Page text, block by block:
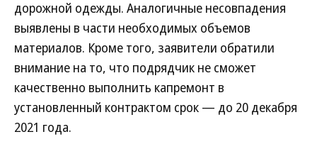
дорожной одежды. Аналогичные несовпадения
выявлены в части необходимых объемов
материалов. Кроме того, заявители обратили
внимание на то, что подрядчик не сможет
качественно выполнить капремонт в
установленный контрактом срок — до 20 декабря
2021 года.